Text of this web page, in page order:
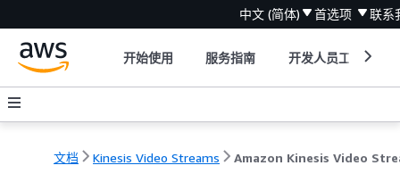
中文 (简体) 首选项 联系
开始使用 服务指南 开发人员工具
文档 Kinesis Video Streams